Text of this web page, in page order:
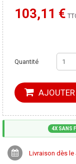
103,11 €
Moins cher ailleurs
Quantité
4X SANS
Livraison dès le